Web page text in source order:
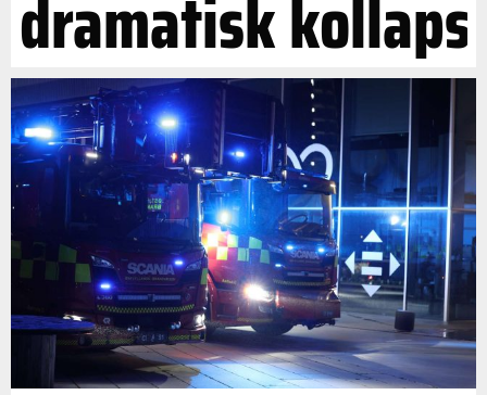
dramatisk kollaps